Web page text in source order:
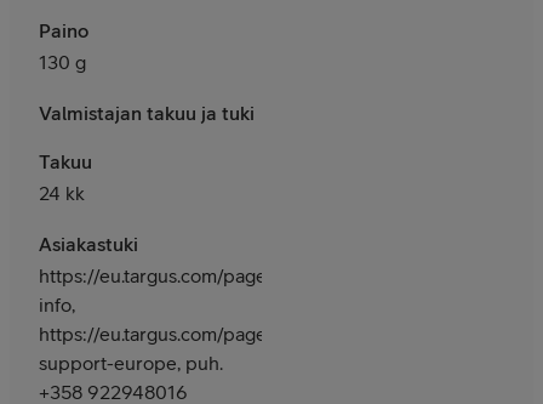
Paino
130 g
Valmistajan takuu ja tuki
Takuu
24 kk
Asiakastuki
https://eu.targus.com/pages/contact-
info,
https://eu.targus.com/pages/email-
support-europe, puh.
+358 922948016